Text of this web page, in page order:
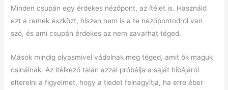
Minden csupán egy érdekes nézőpont, az ítélet is. Használd
ezt a remek eszközt, hiszen nem is a te nézőpontodról van
szó, és ami csupán érdekes az nem zavarhat téged.
Mások mindig olyasmivel vádolnak meg téged, amit ők maguk
csinálnak. Az ítélkező talán azzal próbálja a saját hibájáról
elterelni a figyelmet, hogy a tiedet felnagyítja, ha erre éber